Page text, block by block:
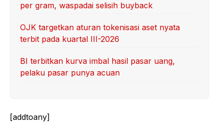
per gram, waspadai selisih buyback
OJK targetkan aturan tokenisasi aset nyata
terbit pada kuartal III-2026
BI terbitkan kurva imbal hasil pasar uang,
pelaku pasar punya acuan
[addtoany]